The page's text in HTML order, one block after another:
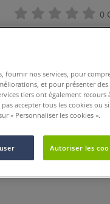
0
Papier à dessin
fin, résistant et
fournir nos services, pour
et pour présenter des
tiers ont également recours
accepter tous les cookies ou
« Personnaliser les cookies ».
Autoriser les